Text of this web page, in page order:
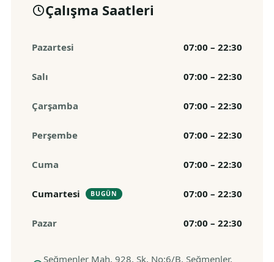
Çalışma Saatleri
Pazartesi 07:00 – 22:30
Salı 07:00 – 22:30
Çarşamba 07:00 – 22:30
Perşembe 07:00 – 22:30
Cuma 07:00 – 22:30
Cumartesi BUGÜN 07:00 – 22:30
Pazar 07:00 – 22:30
Seğmenler Mah. 928. Sk. No:6/B, Seğmenler,